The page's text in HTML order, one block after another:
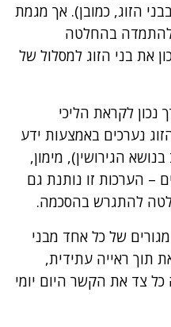
הזוג, כמובן). אך מגמת
להתמדה בהחלטה
את בני הזוג למסלול של
נכון לקראת הליכי
נערכים באמצעות ידע
הגירושין), מימון,
– הערכות זו נותנת גם
להתגרש בהסכמה.
של כל אחד מבני
תוך ראייה עתידית,
כל צד את הקשר היום יומי